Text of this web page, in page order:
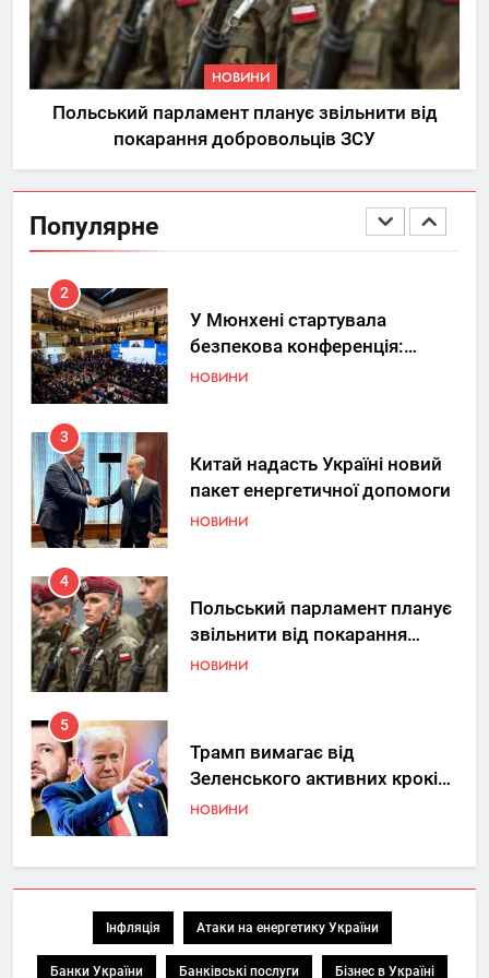
НОВИНИ
Польський парламент планує звільнити від
покарання добровольців ЗСУ
Популярне
8
Ринок житлової нерухомості
в Україні: ключові орієнтири
під час вибору квартири
НЕРУХОМІСТЬ
вдосконалювати Patriot,
передаючи дані про удари РФ
2
У Мюнхені стартувала
безпекова конференція:
Україна знову у фокусі світу
НОВИНИ
3
Китай надасть Україні новий
пакет енергетичної допомоги
НОВИНИ
4
Польський парламент планує
звільнити від покарання
добровольців ЗСУ
НОВИНИ
5
Трамп вимагає від
Зеленського активних кроків
у мирному процесі
НОВИНИ
6
“Київтеплоенерго” через
обшуки СБУ
НОВИНИ
Інфляція Атаки на енергетику України
Банки України Банківські послуги Бізнес в Україні